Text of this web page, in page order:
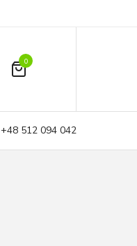
0
+48 512 094 042